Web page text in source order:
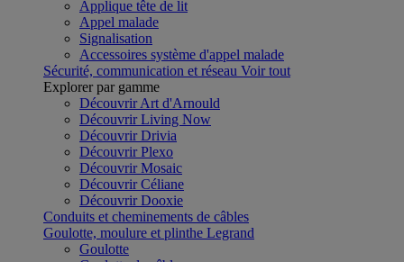
Applique tête de lit
Appel malade
Signalisation
Accessoires système d'appel malade
Sécurité, communication et réseau Voir tout
Explorer par gamme
Découvrir Art d'Arnould
Découvrir Living Now
Découvrir Drivia
Découvrir Plexo
Découvrir Mosaic
Découvrir Céliane
Découvrir Dooxie
Conduits et cheminements de câbles
Goulotte, moulure et plinthe Legrand
Goulotte